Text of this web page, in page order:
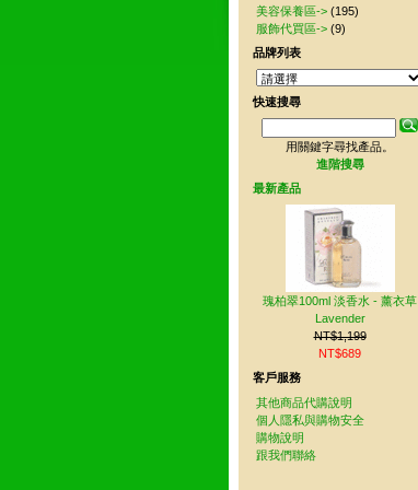
美容保養區-> (195)
服飾代買區-> (9)
品牌列表
快速搜尋
用關鍵字尋找產品。
進階搜尋
最新產品
瑰柏翠100ml 淡香水 - 薰衣草
Lavender
NT$1,199
NT$689
客戶服務
其他商品代購說明
個人隱私與購物安全
購物說明
跟我們聯絡